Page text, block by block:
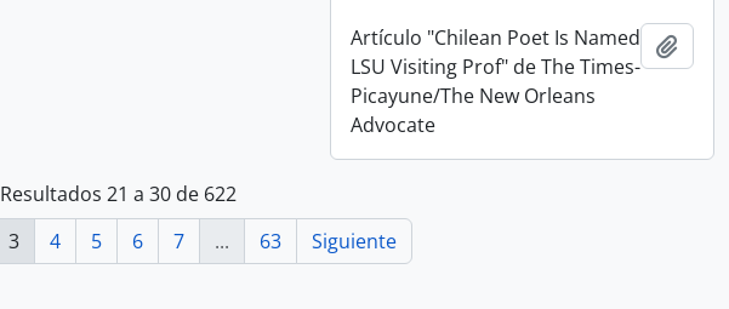
Artículo "Chilean Poet Is Named
LSU Visiting Prof" de The Times-
Picayune/The New Orleans
Advocate
Resultados 21 a 30 de 622
3 4 5 6 7 ... 63 Siguiente